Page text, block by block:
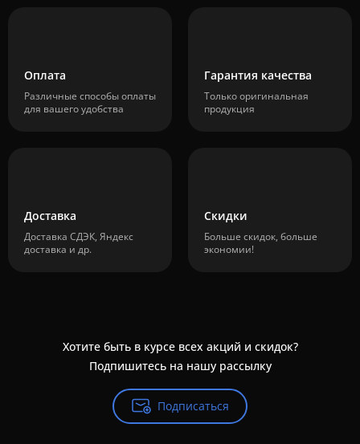
Оплата
Различные способы оплаты
для вашего удобства
Гарантия качества
Только оригинальная
продукция
Доставка
Доставка СДЭК, Яндекс
доставка и др.
Скидки
Больше скидок, больше
экономии!
Хотите быть в курсе всех акций и скидок?
Подпишитесь на нашу рассылку
Подписаться